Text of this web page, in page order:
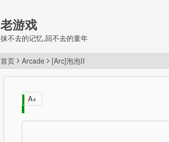
老游戏
抹不去的记忆,回不去的童年
首页 Arcade [Arc]泡泡II
A+